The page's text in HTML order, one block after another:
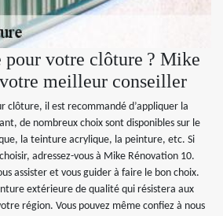
pour votre clôture ? Mike
meilleur conseiller
clôture, il est recommandé d’appliquer la
de nombreux choix sont disponibles sur le
la teinture acrylique, la peinture, etc. Si
adressez-vous à Mike Rénovation 10.
assister et vous guider à faire le bon choix.
extérieure de qualité qui résistera aux
région. Vous pouvez même confiez à nous